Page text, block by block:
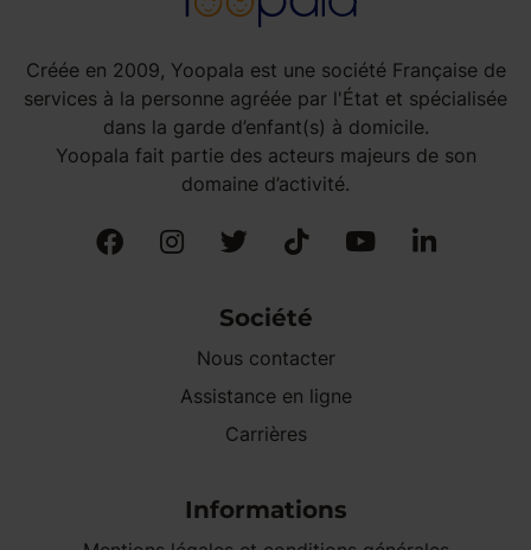
Créée en 2009, Yoopala est une société Française de
services à la personne agréée par l'État et spécialisée
dans la garde d’enfant(s) à domicile.
Yoopala fait partie des acteurs majeurs de son
domaine d’activité.
Société
Nous contacter
Assistance en ligne
Carrières
Informations